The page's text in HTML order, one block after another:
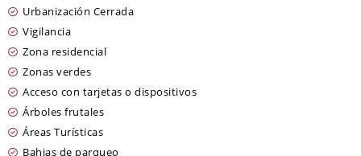
Urbanización Cerrada
Vigilancia
Zona residencial
Zonas verdes
Acceso con tarjetas o dispositivos
Árboles frutales
Áreas Turísticas
Bahias de parqueo